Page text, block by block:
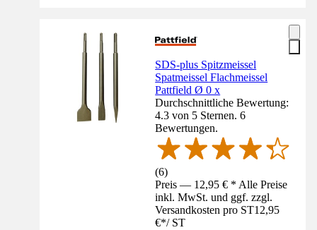
SDS-plus Spitzmeissel
Spatmeissel Flachmeissel
Pattfield Ø 0 x
Durchschnittliche Bewertung:
4.3 von 5 Sternen. 6
Bewertungen.
(6)
Preis — 12,95 € * Alle Preise
inkl. MwSt. und ggf. zzgl.
Versandkosten pro ST12,95
€*/ ST